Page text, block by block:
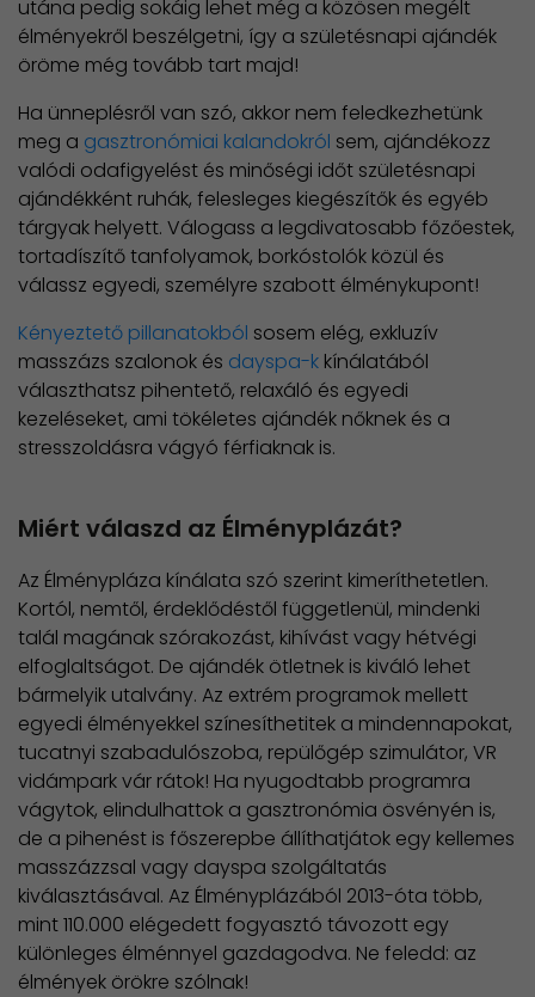
utána pedig sokáig lehet még a közösen megélt
élményekről beszélgetni, így a születésnapi ajándék
öröme még tovább tart majd!
Ha ünneplésről van szó, akkor nem feledkezhetünk
meg a gasztronómiai kalandokról sem, ajándékozz
valódi odafigyelést és minőségi időt születésnapi
ajándékként ruhák, felesleges kiegészítők és egyéb
tárgyak helyett. Válogass a legdivatosabb főzőestek,
tortadíszítő tanfolyamok, borkóstolók közül és
válassz egyedi, személyre szabott élménykupont!
Kényeztető pillanatokból sosem elég, exkluzív
masszázs szalonok és dayspa-k kínálatából
választhatsz pihentető, relaxáló és egyedi
kezeléseket, ami tökéletes ajándék nőknek és a
stresszoldásra vágyó férfiaknak is.
Miért válaszd az Élményplázát?
Az Élménypláza kínálata szó szerint kimeríthetetlen.
Kortól, nemtől, érdeklődéstől függetlenül, mindenki
talál magának szórakozást, kihívást vagy hétvégi
elfoglaltságot. De ajándék ötletnek is kiváló lehet
bármelyik utalvány. Az extrém programok mellett
egyedi élményekkel színesíthetitek a mindennapokat,
tucatnyi szabadulószoba, repülőgép szimulátor, VR
vidámpark vár rátok! Ha nyugodtabb programra
vágytok, elindulhattok a gasztronómia ösvényén is,
de a pihenést is főszerepbe állíthatjátok egy kellemes
masszázzsal vagy dayspa szolgáltatás
kiválasztásával. Az Élményplázából 2013-óta több,
mint 110.000 elégedett fogyasztó távozott egy
különleges élménnyel gazdagodva. Ne feledd: az
élmények örökre szólnak!